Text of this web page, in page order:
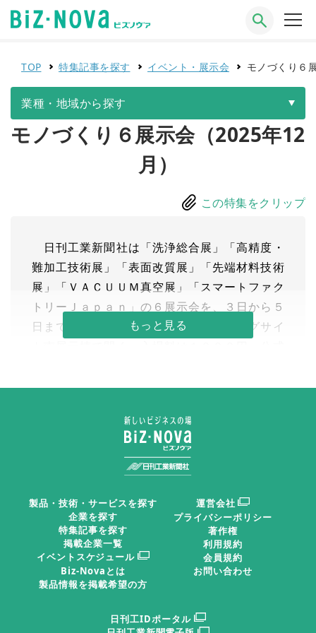
TOP 特集記事を探す イベント・展示会 モノづくり６
業種・地域から探す
モノづくり６展示会（2025年12
月）
この特集をクリップ
日刊工業新聞社は「洗浄総合展」「高精度・
難加工技術展」「表面改質展」「先端材料技術
展」「ＶＡＣＵＵＭ真空展」「スマートファク
トリーＪａｐａｎ」の６展示会を、３日から５
日までの３日間、東京・有明の東京ビッグサイ
中学生以下は無料。開場は１０—１７時。同時
で相互入場できる。
日刊工業新聞2025年12月03日 掲載
きょう開幕／東京ビッグサイト
洗浄総合展
や自動車、電子部品、精密部
製品・技術・サービスを探す
企業を探す
特集記事を探す
掲載企業一覧
イベントスケジュール
Biz-Novaとは
製品情報を掲載希望の方
運営会社
プライバシーポリシー
著作権
利用規約
会員規約
お問い合わせ
日刊工IDポータル